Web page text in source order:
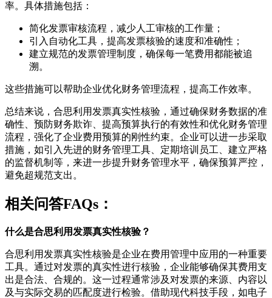
率。具体措施包括：
简化发票审核流程，减少人工审核的工作量；
引入自动化工具，提高发票核验的速度和准确性；
建立规范的发票管理制度，确保每一笔费用都能被追
溯。
这些措施可以帮助企业优化财务管理流程，提高工作效率。
总结来说，合思利用发票真实性核验，通过确保财务数据的准
确性、预防财务欺诈、提高预算执行的有效性和优化财务管理
流程，强化了企业费用预算的刚性约束。企业可以进一步采取
措施，如引入先进的财务管理工具、定期培训员工、建立严格
的监督机制等，来进一步提升财务管理水平，确保预算严控，
避免超规范支出。
相关问答FAQs：
什么是合思利用发票真实性核验？
合思利用发票真实性核验是企业在费用管理中应用的一种重要
工具。通过对发票的真实性进行核验，企业能够确保其费用支
出是合法、合规的。这一过程通常涉及对发票的来源、内容以
及与实际交易的匹配度进行检验。借助现代科技手段，如电子